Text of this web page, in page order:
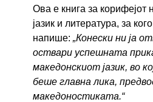
Ова е книга за корифејот
јазик и литература, за
напише: „Конески ни ја
оствари успешната
македонскиот јазик, во
беше главна лика,
македоностиката.“